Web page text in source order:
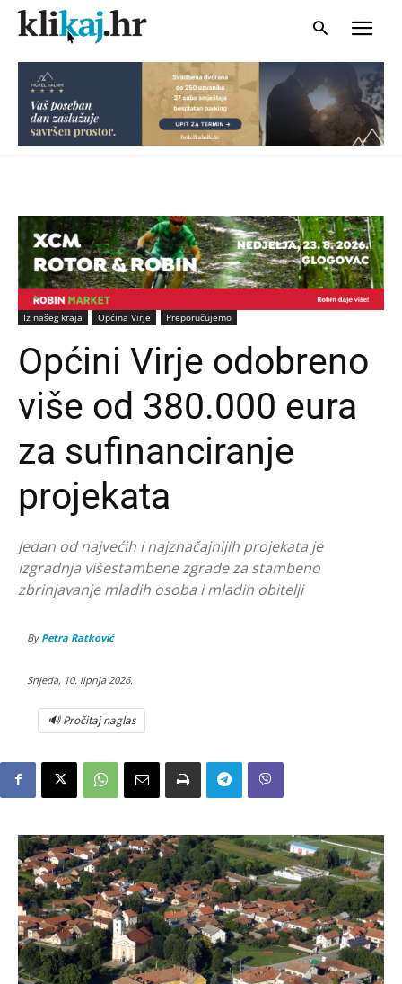
Iz našeg kraja Općina Virje Preporučujemo
Općini Virje odobreno
više od 380.000 eura
za sufinanciranje
projekata
Jedan od najvećih i najznačajnijih projekata je
izgradnja višestambene zgrade za stambeno
zbrinjavanje mladih osoba i mladih obitelji
By Petra Ratković
Srijeda, 10. lipnja 2026.
🔊 Pročitaj naglas